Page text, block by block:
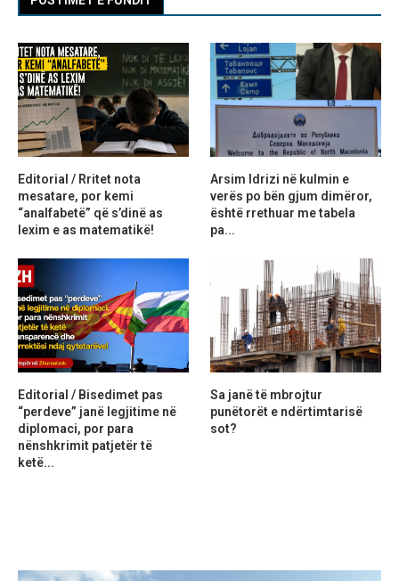
Editorial / Rritet nota
mesatare, por kemi
“analfabetë” që s’dinë as
lexim e as matematikë!
Arsim Idrizi në kulmin e
verës po bën gjum dimëror,
është rrethuar me tabela
pa...
Editorial / Bisedimet pas
“perdeve” janë legjitime në
diplomaci, por para
nënshkrimit patjetër të
ketë...
Sa janë të mbrojtur
punëtorët e ndërtimtarisë
sot?